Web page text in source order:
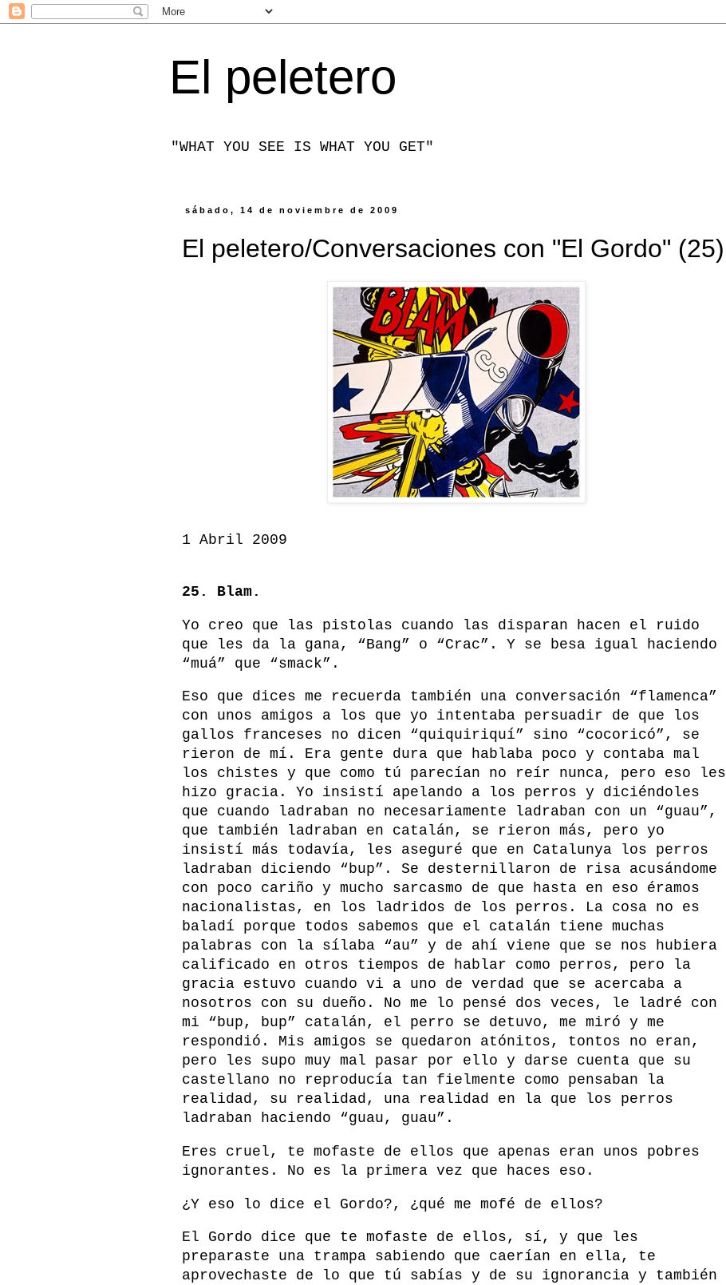
El peletero
"WHAT YOU SEE IS WHAT YOU GET"
sábado, 14 de noviembre de 2009
El peletero/Conversaciones con "El Gordo" (25)
1 Abril 2009
25. Blam.
Yo creo que las pistolas cuando las disparan hacen el ruido
que les da la gana, “Bang” o “Crac”. Y se besa igual haciendo
“muá” que “smack”.
Eso que dices me recuerda también una conversación “flamenca”
con unos amigos a los que yo intentaba persuadir de que los
gallos franceses no dicen “quiquiriquí” sino “cocoricó”, se
rieron de mí. Era gente dura que hablaba poco y contaba mal
los chistes y que como tú parecían no reír nunca, pero eso les
hizo gracia. Yo insistí apelando a los perros y diciéndoles
que cuando ladraban no necesariamente ladraban con un “guau”,
que también ladraban en catalán, se rieron más, pero yo
insistí más todavía, les aseguré que en Catalunya los perros
ladraban diciendo “bup”. Se desternillaron de risa acusándome
con poco cariño y mucho sarcasmo de que hasta en eso éramos
nacionalistas, en los ladridos de los perros. La cosa no es
baladí porque todos sabemos que el catalán tiene muchas
palabras con la sílaba “au” y de ahí viene que se nos hubiera
calificado en otros tiempos de hablar como perros, pero la
gracia estuvo cuando vi a uno de verdad que se acercaba a
nosotros con su dueño. No me lo pensé dos veces, le ladré con
mi “bup, bup” catalán, el perro se detuvo, me miró y me
respondió. Mis amigos se quedaron atónitos, tontos no eran,
pero les supo muy mal pasar por ello y darse cuenta que su
castellano no reproducía tan fielmente como pensaban la
realidad, su realidad, una realidad en la que los perros
ladraban haciendo “guau, guau”.
Eres cruel, te mofaste de ellos que apenas eran unos pobres
ignorantes. No es la primera vez que haces eso.
¿Y eso lo dice el Gordo?, ¿qué me mofé de ellos?
El Gordo dice que te mofaste de ellos, sí, y que les
preparaste una trampa sabiendo que caerían en ella, te
aprovechaste de lo que tú sabías y de su ignorancia y también